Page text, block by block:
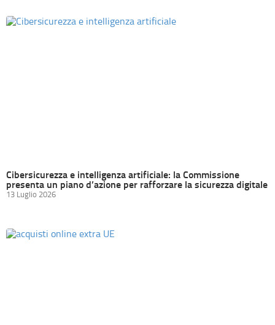
Cibersicurezza e intelligenza artificiale: la Commissione
presenta un piano d’azione per rafforzare la sicurezza digitale
13 Luglio 2026